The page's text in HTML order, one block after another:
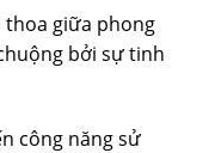
thoa giữa phong
bởi sự tinh
công năng sử